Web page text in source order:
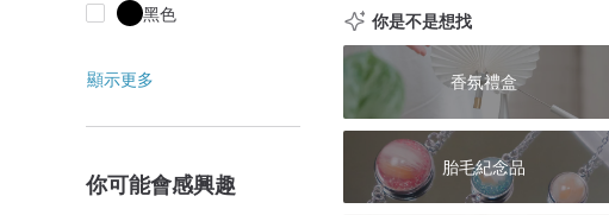
黑色
顯示更多
你可能會感興趣
你是不是想找
香氛禮盒
胎毛紀念品